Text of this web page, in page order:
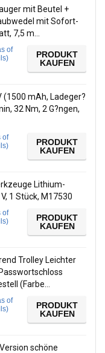
mit Beutel +
mit Sofort-
7,5 m…
of
)
PRODUKT
KAUFEN
mAh, Ladeger?
32 Nm, 2 G?ngen,
of
)
PRODUKT
KAUFEN
Lithium-
1 Stück, M17530
of
)
PRODUKT
KAUFEN
Trolley Leichter
(Farbe…
of
)
PRODUKT
KAUFEN
schöne